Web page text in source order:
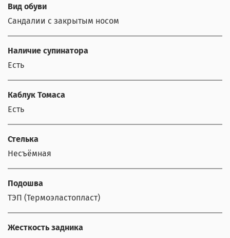
Вид обуви
Сандалии с закрытым носом
Наличие супинатора
Есть
Каблук Томаса
Есть
Стелька
Несъёмная
Подошва
ТЭП (Термоэластопласт)
Жесткость задника